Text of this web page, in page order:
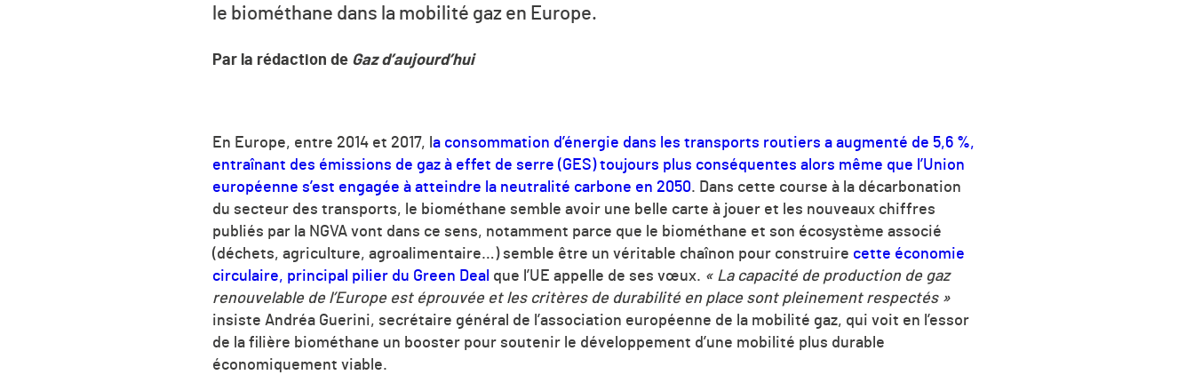
le biométhane dans la mobilité gaz en Europe.
Par la rédaction de Gaz d’aujourd’hui
En Europe, entre 2014 et 2017, l a consommation d’énergie dans les transports routiers a augmenté de 5,6 %,
entraînant des émissions de gaz à effet de serre (GES) toujours plus conséquentes alors même que l’Union
européenne s’est engagée à atteindre la neutralité carbone en 2050. Dans cette course à la décarbonation
du secteur des transports, le biométhane semble avoir une belle carte à jouer et les nouveaux chiffres
publiés par la NGVA vont dans ce sens, notamment parce que le biométhane et son écosystème associé
(déchets, agriculture, agroalimentaire…) semble être un véritable chaînon pour construire cette économie
circulaire, principal pilier du Green Deal que l’UE appelle de ses vœux. « La capacité de production de gaz
renouvelable de l’Europe est éprouvée et les critères de durabilité en place sont pleinement respectés »
insiste Andréa Guerini, secrétaire général de l’association européenne de la mobilité gaz, qui voit en l’essor
de la filière biométhane un booster pour soutenir le développement d’une mobilité plus durable
économiquement viable.